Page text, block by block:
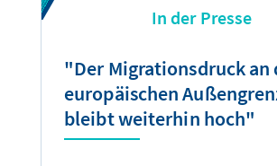
In der Presse
"Der Migrationsdruck an
europäischen
bleibt weiterhin hoch"